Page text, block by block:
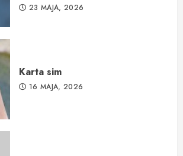
23 MAJA, 2026
Karta sim
16 MAJA, 2026